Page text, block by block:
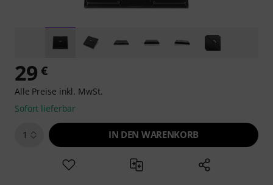
29 €
Alle Preise inkl. MwSt.
Sofort lieferbar
1 IN DEN WARENKORB